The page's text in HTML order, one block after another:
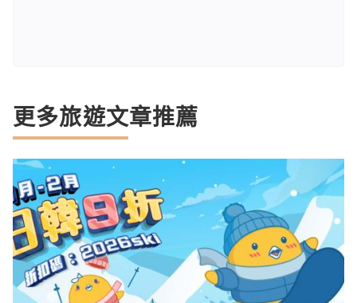
更多旅遊文章推薦